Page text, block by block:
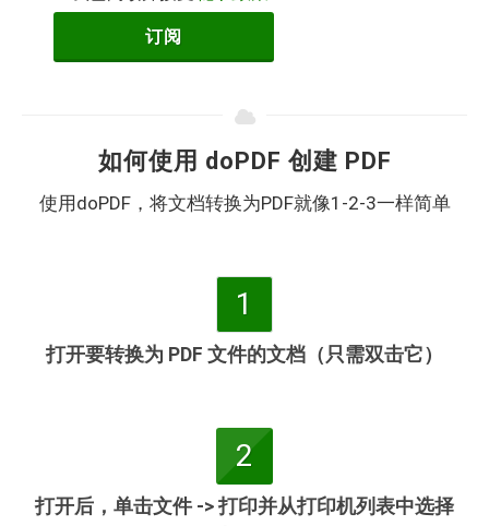
订阅
如何使用 doPDF 创建 PDF
使用doPDF，将文档转换为PDF就像1-2-3一样简单
1
打开要转换为 PDF 文件的文档（只需双击它）
2
打开后，单击文件 -> 打印并从打印机列表中选择